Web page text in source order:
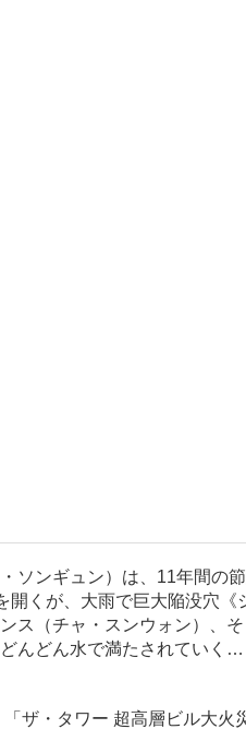
ソンギュン）は、11年間の
開くが、大雨で巨大陥没穴
ス（チャ・スンウォン）、
んどん水で満たされてい
ザ・タワー 超高層ビル大火